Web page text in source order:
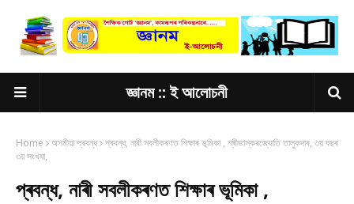
জ্ঞানম :: ই আলোচনী
Home অসমীয়া প্ৰবন্ধ প্ৰবন্ধ, নাৰী সবলীকৰণত শিক্ষাৰ ভূমিকা , শ্ৰীভাস্কৰজ্যোতি তালুকদাৰ, ৩য় বছৰ
৩য় সংখ্যা,
প্ৰবন্ধ, নাৰী সবলীকৰণত শিক্ষাৰ ভূমিকা ,